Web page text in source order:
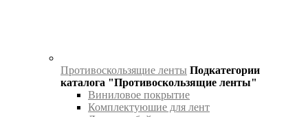
Противоскользящие ленты Подкатегории
каталога "Противоскользящие ленты"
Виниловое покрытие
Комплектуюшие для лент